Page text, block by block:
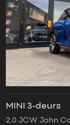
MINI 3-deurs
2.0 JCW John